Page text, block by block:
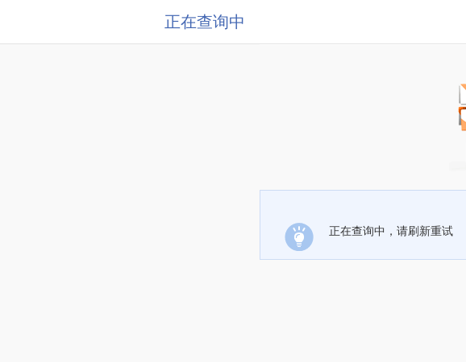
正在查询中
正在查询中，请刷新重试